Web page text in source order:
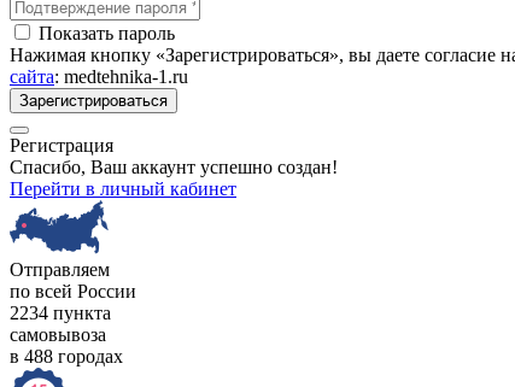
Показать пароль
Нажимая кнопку «Зарегистрироваться», вы даете согласие
сайта: medtehnika-1.ru
Зарегистрироваться
Регистрация
Спасибо, Ваш аккаунт успешно создан!
Перейти в личный кабинет
Отправляем
по всей России
2234 пункта
самовывоза
в 488 городах